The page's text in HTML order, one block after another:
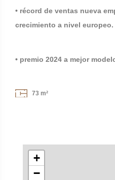
• récord de ventas nueva
crecimiento a nivel
• premio 2024 a mejor
73 m²
+
−